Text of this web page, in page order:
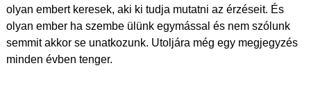
olyan embert keresek, aki ki tudja mutatni az érzéseit. És
olyan ember ha szembe ülünk egymással és nem szólunk
semmit akkor se unatkozunk. Utoljára még egy megjegyzés
minden évben tenger.